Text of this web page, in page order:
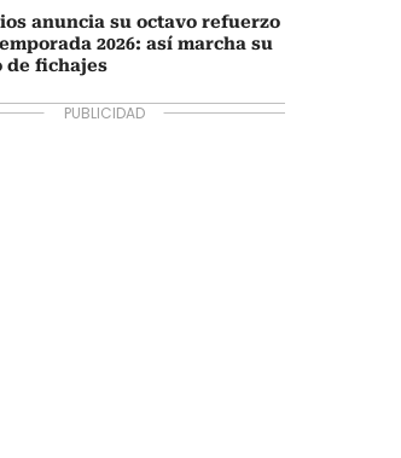
anuncia su octavo refuerzo
2026: así marcha su
de fichajes